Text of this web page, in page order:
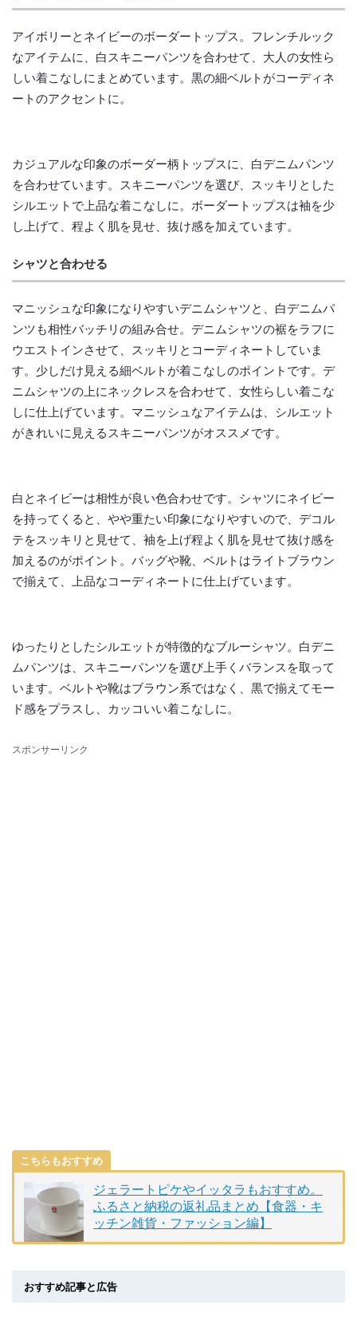
アイボリーとネイビーのボーダートップス。フレンチルック
なアイテムに、白スキニーパンツを合わせて、大人の女性ら
しい着こなしにまとめています。黒の細ベルトがコーディネ
ートのアクセントに。
カジュアルな印象のボーダー柄トップスに、白デニムパンツ
を合わせています。スキニーパンツを選び、スッキリとした
シルエットで上品な着こなしに。ボーダートップスは袖を少
し上げて、程よく肌を見せ、抜け感を加えています。
シャツと合わせる
マニッシュな印象になりやすいデニムシャツと、白デニムパ
ンツも相性バッチリの組み合せ。デニムシャツの裾をラフに
ウエストインさせて、スッキリとコーディネートしていま
す。少しだけ見える細ベルトが着こなしのポイントです。デ
ニムシャツの上にネックレスを合わせて、女性らしい着こな
しに仕上げています。マニッシュなアイテムは、シルエット
がきれいに見えるスキニーパンツがオススメです。
白とネイビーは相性が良い色合わせです。シャツにネイビー
を持ってくると、やや重たい印象になりやすいので、デコル
テをスッキリと見せて、袖を上げ程よく肌を見せて抜け感を
加えるのがポイント。バッグや靴、ベルトはライトブラウン
で揃えて、上品なコーディネートに仕上げています。
ゆったりとしたシルエットが特徴的なブルーシャツ。白デニ
ムパンツは、スキニーパンツを選び上手くバランスを取って
います。ベルトや靴はブラウン系ではなく、黒で揃えてモー
ド感をプラスし、カッコいい着こなしに。
スポンサーリンク
こちらもおすすめ
ジェラートピケやイッタラもおすすめ。
ふるさと納税の返礼品まとめ【食器・キ
ッチン雑貨・ファッション編】
おすすめ記事と広告